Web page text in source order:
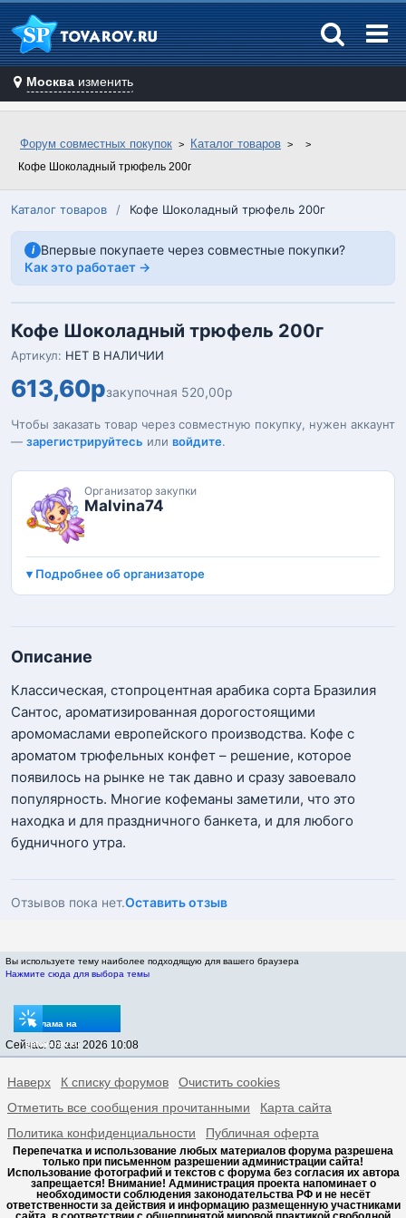
Москва изменить
Форум совместных покупок Каталог товаров
Кофе Шоколадный трюфель 200г
Каталог товаров / Кофе Шоколадный трюфель 200г
i Впервые покупаете через совместные покупки?
Как это работает →
Кофе Шоколадный трюфель 200г
Артикул: НЕТ В НАЛИЧИИ
613,60рзакупочная 520,00р
Чтобы заказать товар через совместную покупку, нужен аккаунт
— зарегистрируйтесь или войдите.
Организатор закупки
Malvina74
Подробнее об организаторе
Описание
Классическая, стопроцентная арабика сорта Бразилия
Сантос, ароматизированная дорогостоящими
аромомаслами европейского производства. Кофе с
ароматом трюфельных конфет – решение, которое
появилось на рынке не так давно и сразу завоевало
популярность. Многие кофеманы заметили, что это
находка и для праздничного банкета, и для любого
будничного утра.
Отзывов пока нет.Оставить отзыв
Вы используете тему наиболее подходящую для вашего браузера
Нажмите сюда для выбора темы
Реклама на
sptovarov.ru
Сейчас: 08 авг 2026 10:08
Наверх К списку форумов
Очистить cookies
Отметить все сообщения прочитанными
Карта сайта
Политика конфиденциальности
Публичная оферта